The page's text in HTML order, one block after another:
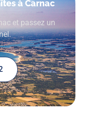
à Carnac
et passez un